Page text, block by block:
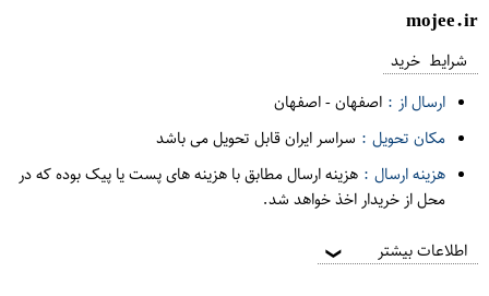
mojee.ir
شرایط خرید
ارسال از : اصفهان-اصفهان
مکان تحویل : سراسر ایران قابل تحویل می باشد
هزینه ارسال : هزینه ارسال مطابق با هزینه های پست یا پیک بوده که در
محل از خریدار اخذ خواهد شد.
اطلاعات بیشتر ❯